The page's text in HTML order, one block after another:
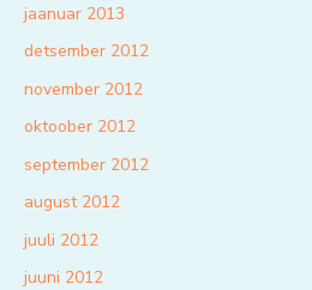
jaanuar 2013
detsember 2012
november 2012
oktoober 2012
september 2012
august 2012
juuli 2012
juuni 2012